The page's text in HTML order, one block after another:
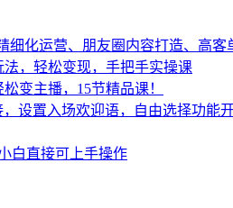
细化运营、朋友圈内容打造、高
，轻松变现，手把手实操课
变主播，15节精品课！
设置入场欢迎语，自由选择功能
白直接可上手操作